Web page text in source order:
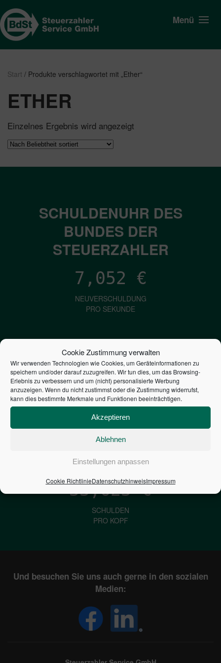
Cookie Zustimmung verwalten
Wir verwenden Technologien wie Cookies, um Geräteinformationen zu
speichern und/oder darauf zuzugreifen. Wir tun dies, um das Browsing-
Erlebnis zu verbessern und um (nicht) personalisierte Werbung
anzuzeigen. Wenn du nicht zustimmst oder die Zustimmung widerrufst,
kann dies bestimmte Merkmale und Funktionen beeinträchtigen.
Akzeptieren
Ablehnen
Einstellungen anpassen
Cookie RichtlinieDatenschutzhinweisImpressum
Menü
Start / Produkte verschlagwortet mit „Ether“
ETHER
Einzelnes Ergebnis wird angezeigt
SCHULDENUHR DES
BUNDES DER
STEUERZAHLER
7,052 €
NEUVERSCHULDUNG
PRO SEKUNDE
1,601€
ZINSEN
PRO SEKUNDE
2,806,473,982,551
STAATSVERSCHULDUNG
33,623€
SCHULDEN
PRO KOPF
Und besuchen Sie uns auch gerne in den sozialen
Medien: